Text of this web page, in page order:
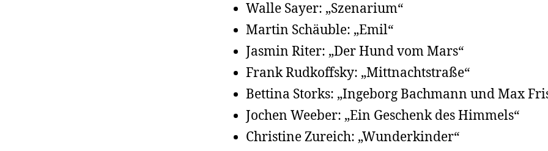
Walle Sayer: „Szenarium“
Martin Schäuble: „Emil“
Jasmin Riter: „Der Hund vom Mars“
Frank Rudkoffsky: „Mittnachtstraße“
Bettina Storks: „Ingeborg Bachmann und Max
Jochen Weeber: „Ein Geschenk des Himmels“
Christine Zureich: „Wunderkinder“